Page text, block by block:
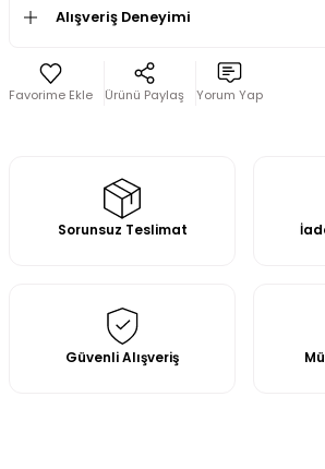
Alışveriş Deneyimi
Ürünü Paylaş Yorum Yap
Sorunsuz Teslimat
Güvenli Alışveriş